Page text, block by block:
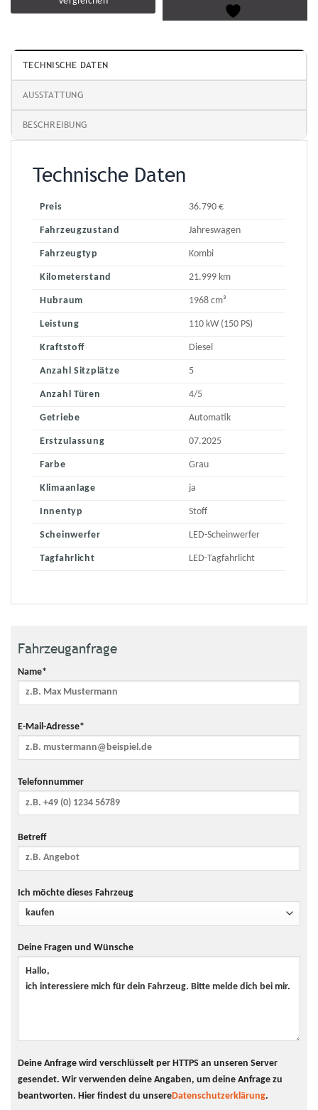
TECHNISCHE DATEN
AUSSTATTUNG
BESCHREIBUNG
Technische Daten
Preis 36.790 €
Fahrzeugzustand Jahreswagen
Fahrzeugtyp Kombi
Kilometerstand 21.999 km
Hubraum 1968 cm³
Leistung 110 kW (150 PS)
Kraftstoff Diesel
Anzahl Sitzplätze 5
Anzahl Türen 4/5
Getriebe Automatik
Erstzulassung 07.2025
Farbe Grau
Klimaanlage ja
Innentyp Stoff
Scheinwerfer LED-Scheinwerfer
Tagfahrlicht LED-Tagfahrlicht
Fahrzeuganfrage
Name*
E-Mail-Adresse*
Telefonnummer
Betreff
Ich möchte dieses Fahrzeug
Deine Fragen und Wünsche
Deine Anfrage wird verschlüsselt per HTTPS an unseren Server
gesendet. Wir verwenden deine Angaben, um deine Anfrage zu
beantworten. Hier findest du unsereDatenschutzerklärung.